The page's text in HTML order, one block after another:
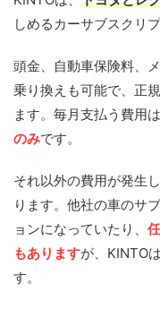
しめるカーサブスクリ
頭金、自動車保険料、
乗り換えも可能で、正
ます。毎月支払う費用は
のみです。
それ以外の費用が発生
ります。他社の車のサ
ョンになっていたり、
もありますが、KINTO
す。